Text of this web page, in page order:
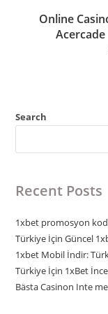
Online
Search
Recent Posts
1xbet promosyon
Türkiye İçin Güncel
1xbet Mobil İndir:
Türkiye İçin 1xBet
Bästa Casinon Inte